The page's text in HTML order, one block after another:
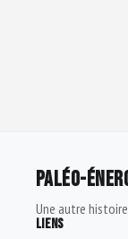
PALÉO-
Une autre
LIENS